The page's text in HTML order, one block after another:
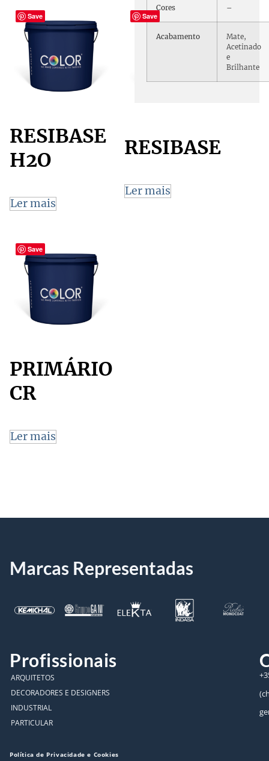
Save
RESIBASE
H2O
Ler mais
Save
RESIBASE
Ler mais
Save
PRIMÁRIO
CR
Ler mais
Cores –
Acabamento
Mate,
Acetinado
e
Brilhante
Marcas Representadas
Profissionais
ARQUITETOS
DECORADORES E DESIGNERS
INDUSTRIAL
PARTICULAR
Política de Privacidade e Cookies